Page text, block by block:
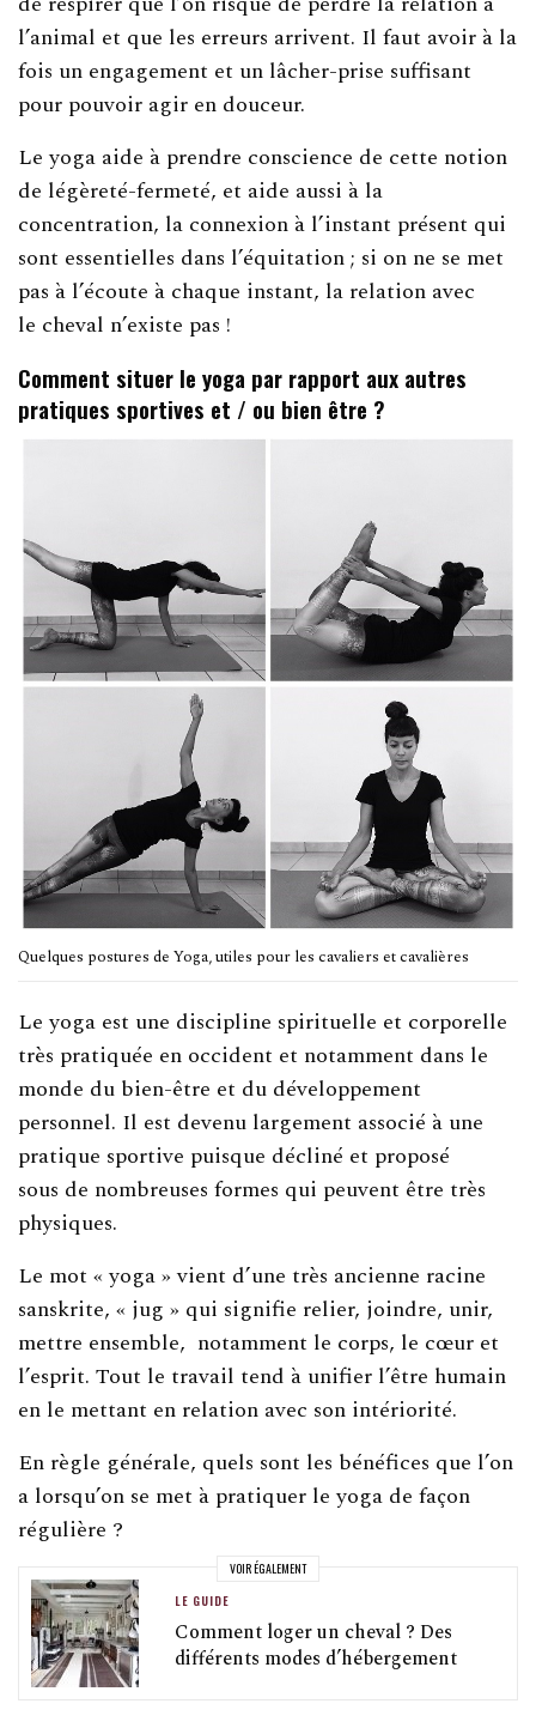
l’animal et que les erreurs arrivent. Il faut avoir à la
fois un engagement et un lâcher-prise suffisant
pour pouvoir agir en douceur.
Le yoga aide à prendre conscience de cette notion
de légèreté-fermeté, et aide aussi à la
concentration, la connexion à l’instant présent qui
sont essentielles dans l’équitation ; si on ne se met
pas à l’écoute à chaque instant, la relation avec
le cheval n’existe pas !
Comment situer le yoga par rapport aux autres
pratiques sportives et / ou bien être ?
Quelques postures de Yoga, utiles pour les cavaliers et cavalières
Le yoga est une discipline spirituelle et corporelle
très pratiquée en occident et notamment dans le
monde du bien-être et du développement
personnel. Il est devenu largement associé à une
pratique sportive puisque décliné et proposé
sous de nombreuses formes qui peuvent être très
physiques.
Le mot « yoga » vient d’une très ancienne racine
sanskrite, « jug » qui signifie relier, joindre, unir,
mettre ensemble, notamment le corps, le cœur et
l’esprit. Tout le travail tend à unifier l’être humain
en le mettant en relation avec son intériorité.
En règle générale, quels sont les bénéfices que l’on
a lorsqu’on se met à pratiquer le yoga de façon
régulière ?
VOIR ÉGALEMENT
LE GUIDE
Comment loger un cheval ? Des
différents modes d’hébergement